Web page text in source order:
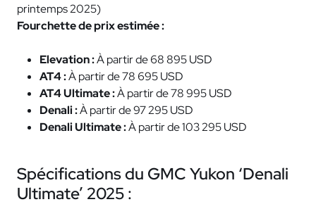
printemps 2025)
Fourchette de prix estimée :
Elevation :À partir de 68 895 USD
AT4 :À partir de 78 695 USD
AT4 Ultimate :À partir de 78 995 USD
Denali :À partir de 97 295 USD
Denali Ultimate :À partir de 103 295 USD
Spécifications du GMC Yukon ‘Denali
Ultimate’ 2025 :